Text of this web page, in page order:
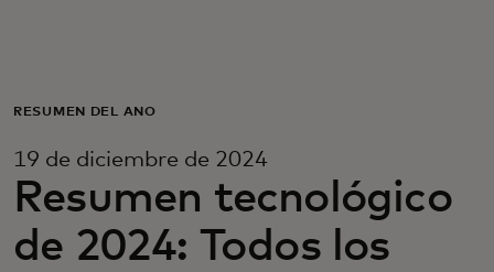
Para empresas
Para el mundo
Para innovadores
RESUMEN DEL AÑO
19 de diciembre de 2024
Resumen tecnológico
de 2024: Todos los